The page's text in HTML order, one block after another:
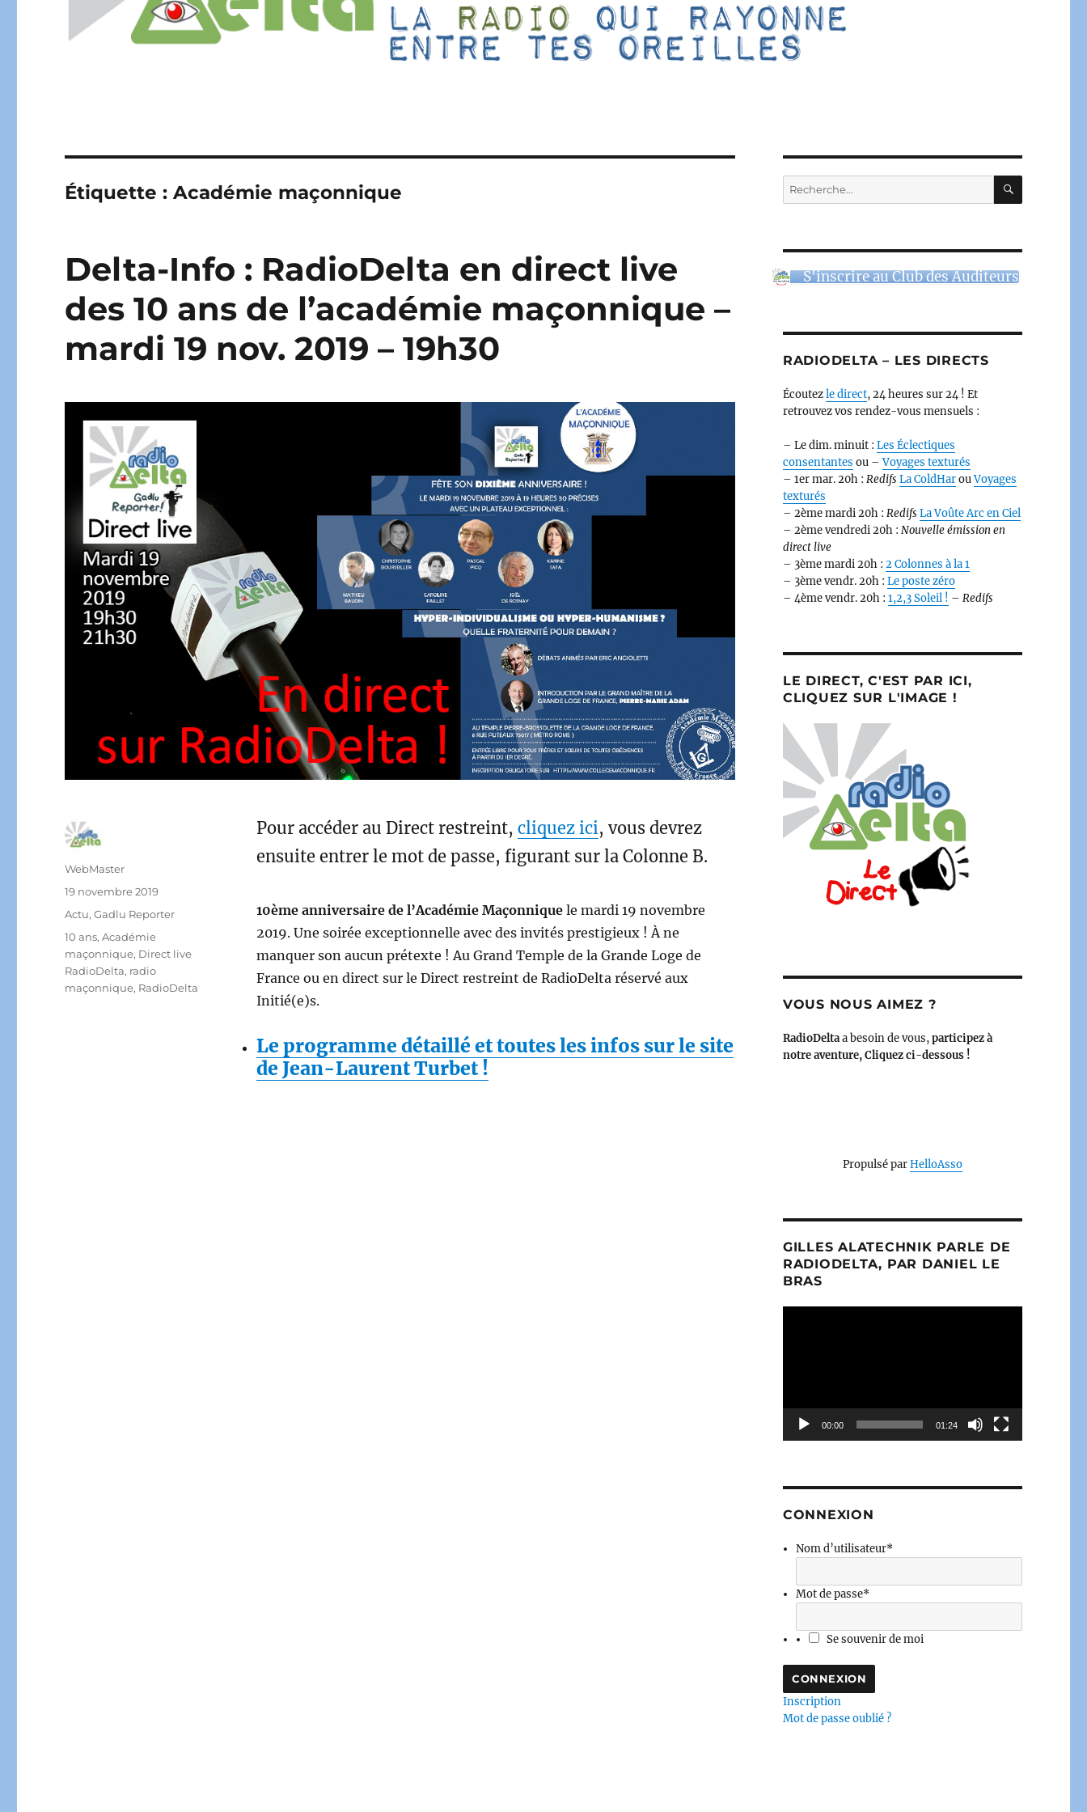
Étiquette :Académie maçonnique
Delta-Info : RadioDelta en direct live
des 10 ans de l’académie maçonnique –
mardi 19 nov. 2019 – 19h30
Pour accéder au Direct restreint, cliquez ici, vous devrez
ensuite entrer le mot de passe, figurant sur la Colonne B.
10ème anniversaire de l’Académie Maçonniquele mardi 19 novembre
2019. Une soirée exceptionnelle avec des invités prestigieux ! À ne
manquer son aucun prétexte ! Au Grand Temple de la Grande Loge de
France ou en direct sur le Direct restreint de RadioDelta réservé aux
Initié(e)s.
Le programme détaillé et toutes les infos sur le site
de Jean-Laurent Turbet !
Auteur
WebMaster
Publié
19 novembre 2019
Catégories
Actu,Gadlu Reporter
Étiquettes
10 ans,Académie
maçonnique, Direct live
RadioDelta, radio
maçonnique, RadioDelta
Recherche
pour :
S'inscrire au Club des Auditeurs
RADIODELTA – LES DIRECTS
Écoutezle direct, 24 heures sur 24 ! Et
retrouvez vos rendez-vous mensuels :
– Le dim. minuit : Les Éclectiques
consentantes ou –Voyages texturés
– 1er mar. 20h : Redifs La ColdHarouVoyages
texturés
– 2ème mardi 20h : Redifs La Voûte Arc en Ciel
– 2ème vendredi 20h : Nouvelle émission en
direct live
– 3ème mardi 20h : 2 Colonnes à la 1
– 3ème vendr. 20h : Le poste zéro
– 4ème vendr. 20h : 1,2,3 Soleil ! – Redifs
LE DIRECT, C'EST PAR ICI,
CLIQUEZ SUR L'IMAGE !
VOUS NOUS AIMEZ ?
RadioDeltaa besoin de vous,participez à
notre aventure, Cliquez ci-dessous !
Propulsé parHelloAsso
GILLES ALATECHNIK PARLE DE
RADIODELTA, PAR DANIEL LE
BRAS
00:00 01:24
CONNEXION
Nom d’utilisateur*
Mot de passe*
Se souvenir de moi
Inscription
Mot de passe oublié ?